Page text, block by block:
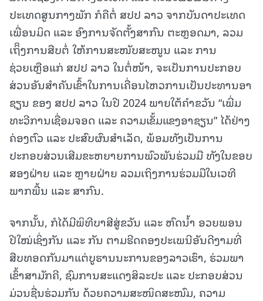
ປະເທດສູນກາງພັກ ກໍຄືຕໍ່ ສປປ ລາວ ຈາກບັນດາປະເທດ
ເພື່ອນມິດ ແລະ ອົງການຈັດຕັ້ງສາກົນ ຕະຫຼອດມາ, ລວມ
ເຖິິງການສືບຕໍ່ ໃຫ້ການສະໜັບສະໜູນ ແລະ ການ
ຊ່ວຍເຫຼືອແກ່ ສປປ ລາວ ໃນຕໍ່ໜ້າ, ຈະເປັນການປະກອບ
ສ່ວນອັນສໍາຄັນເຂົ້າໃນການເຄື່ອນໄຫວການເປັນປະທານອາ
ຊຽນ ຂອງ ສປປ ລາວ ໃນປີ 2024 ພາຍໃຕ້ຄໍາຂວັນ “ເພີ່ມ
ທະວີການເຊື່ອມຈອດ ແລະ ຄວາມເຂັ້ມແຂງອາຊຽນ” ໄດ້ຢ່າງ
ຄ່ອງຕົວ ແລະ ປະສົບຜົນສໍາເລັດ, ພ້ອມທັງເປັນການ
ປະກອບສ່ວນເສີມຂະຫຍາຍການພົວພັນຮ່ວມມື ທັງໃນຂອບ
ສອງຝ່າຍ ແລະ ຫຼາຍຝ່າຍ ລວມເຖິງການຮ່ວມມືໃນເວທີ
ພາກພື້ນ ແລະ ສາກົນ.
ຈາກນັ້ນ, ກໍໄດ້ມີພິທີບາສີສູ່ຂວັນ ແລະ ຫົດນໍ້າ ອວຍພອນ
ປີໃໝ່ເຊິ່ງກັນ ແລະ ກັນ ຕາມຮີດຄອງປະເພນີອັນດີງາມທີ່
ສືບທອດກັນມາແຕ່ບູຮານນະການຂອງລາວເຮົາ, ຮ່ວມພາ
ເຂົ້າສາມັກຄີ, ຊົມການສະແດງສິລະປະ ແລະ ປະກອບສ່ວນ
ມ່ວນຊື່ນຮ່ວມກັນ ດ້ວຍຄວາມສະໜິດສະໜົມ, ຄວາມ